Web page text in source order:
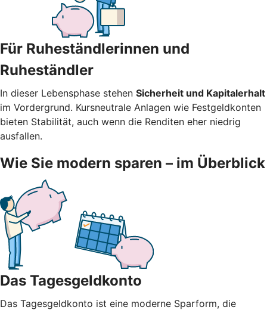
Für Ruheständlerinnen und
Ruheständler
In dieser Lebensphase stehen Sicherheit und Kapitalerhalt
im Vordergrund. Kursneutrale Anlagen wie Festgeldkonten
bieten Stabilität, auch wenn die Renditen eher niedrig
ausfallen.
Wie Sie modern sparen – im Überblick
Das Tagesgeldkonto
Das Tagesgeldkonto ist eine moderne Sparform, die